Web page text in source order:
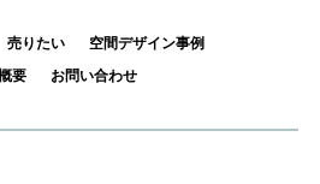
売りたい
空間デザイン事例
要 お問い合わせ